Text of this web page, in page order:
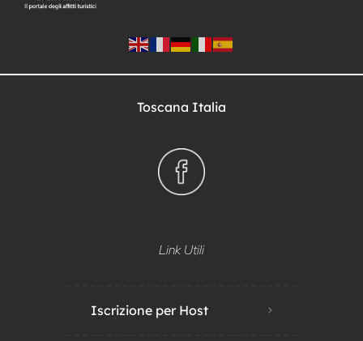
Toscana Italia
Link Utili
Iscrizione per Host